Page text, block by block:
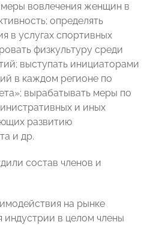
вовлечения женщин в
определять
в услугах спортивных
физкультуру среди
выступать инициаторами
в каждом регионе по
вырабатывать меры по
и иных
развитию
и др.
состав членов и
на рынке
индустрии в целом члены